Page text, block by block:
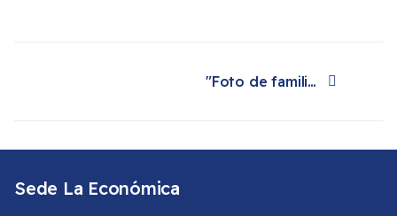
Artículo siguiente: "Foto de familia" a la clausura del congreso de las Sociedades Económicas de Amigos del País
"Foto de familia" a la clausura del congreso de las Sociedades Económicas de Amigos del País
Sede La Económica